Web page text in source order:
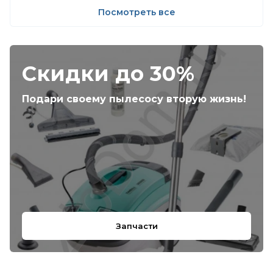
Посмотреть все
Скидки до 30%
Подари своему пылесосу вторую жизнь!
Запчасти